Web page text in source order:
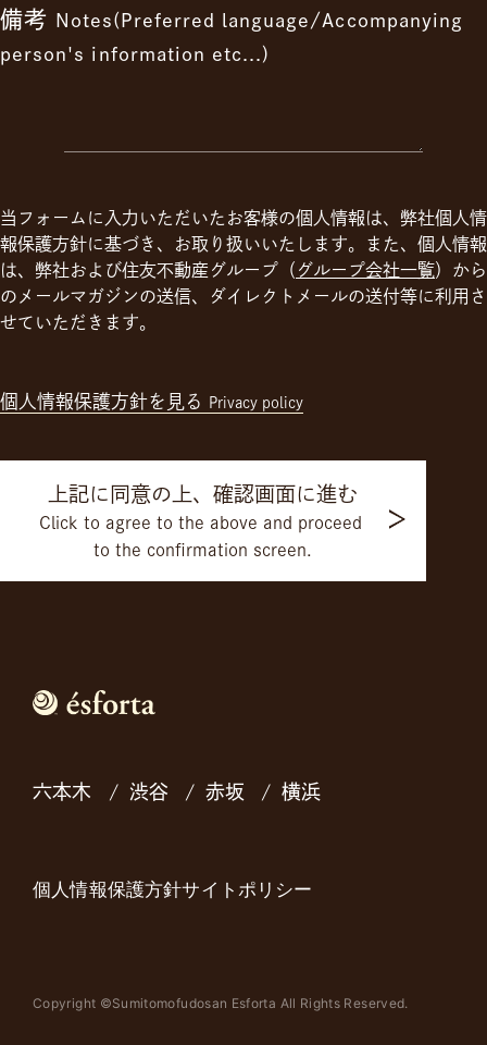
備考
Notes(Preferred language/Accompanying
person's information etc...)
当フォームに入力いただいたお客様の個人情報は、弊社個人情
報保護方針に基づき、お取り扱いいたします。また、個人情報
は、弊社および住友不動産グループ（ グループ会社一覧）から
のメールマガジンの送信、ダイレクトメールの送付等に利用さ
せていただきます。
個人情報保護方針を見る Privacy policy
上記に同意の上、確認画面に進む
Click to agree to the above and proceed
to the confirmation screen.
六本木 渋谷 赤坂 横浜
個人情報保護方針サイトポリシー
Copyright ©Sumitomofudosan Esforta All Rights Reserved.